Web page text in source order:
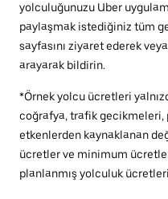
yolculuğunuzu Uber
paylaşmak istediğiniz tüm
sayfasını ziyaret ederek
arayarak bildirin.
*Örnek yolcu ücretleri
coğrafya, trafik gecikmeleri,
etkenlerden kaynaklanan
ücretler ve minimum
planlanmış yolculuk